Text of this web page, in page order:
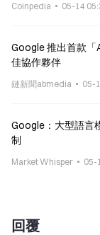
Coinpedia 05-14
Google 推出首款「
佳協作夥伴
鏈新聞abmedia 05-
Google：大型語言
制
Market Whisper 05-
回覆